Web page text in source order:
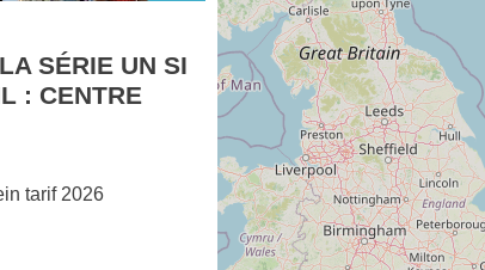
SÉRIE UN SI
: CENTRE
tarif 2026